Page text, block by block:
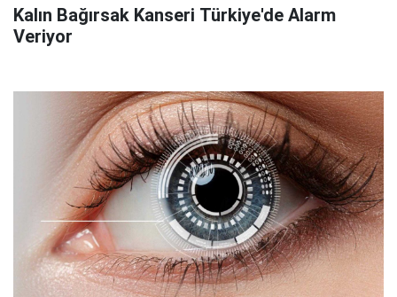
Kalın Bağırsak Kanseri Türkiye'de Alarm
Veriyor